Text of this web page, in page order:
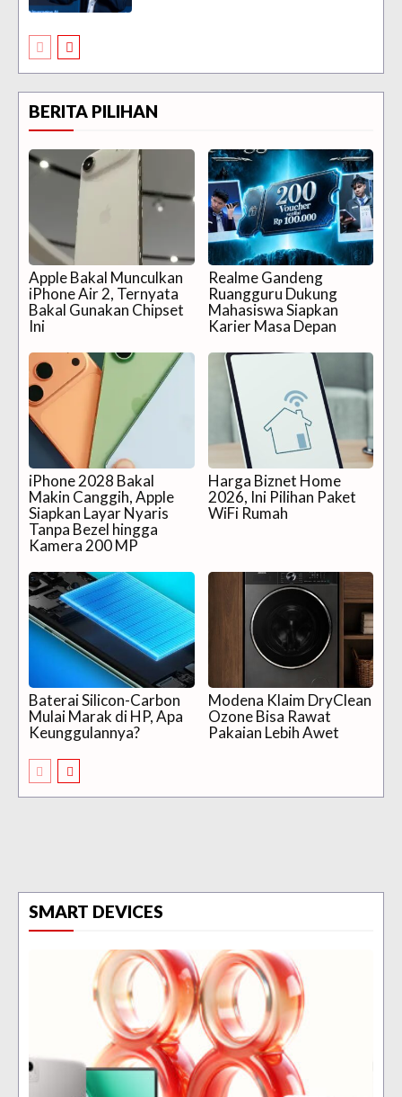
BERITA PILIHAN
Apple Bakal Munculkan
iPhone Air 2, Ternyata
Bakal Gunakan Chipset
Ini
Realme Gandeng
Ruangguru Dukung
Mahasiswa Siapkan
Karier Masa Depan
iPhone 2028 Bakal
Makin Canggih, Apple
Siapkan Layar Nyaris
Tanpa Bezel hingga
Kamera 200 MP
Harga Biznet Home
2026, Ini Pilihan Paket
WiFi Rumah
Baterai Silicon-Carbon
Mulai Marak di HP, Apa
Keunggulannya?
Modena Klaim DryClean
Ozone Bisa Rawat
Pakaian Lebih Awet
SMART DEVICES